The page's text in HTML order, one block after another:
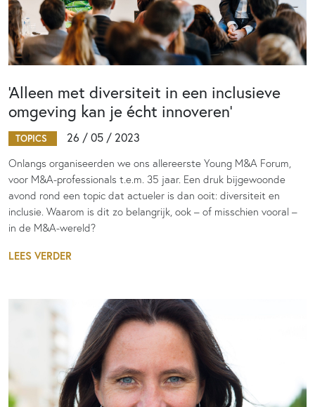
‘Alleen met diversiteit in een inclusieve
omgeving kan je écht innoveren’
TOPICS 26 / 05 / 2023
Onlangs organiseerden we ons allereerste Young M&A Forum,
voor M&A-professionals t.e.m. 35 jaar. Een druk bijgewoonde
avond rond een topic dat actueler is dan ooit: diversiteit en
inclusie. Waarom is dit zo belangrijk, ook – of misschien vooral –
in de M&A-wereld?
LEES VERDER